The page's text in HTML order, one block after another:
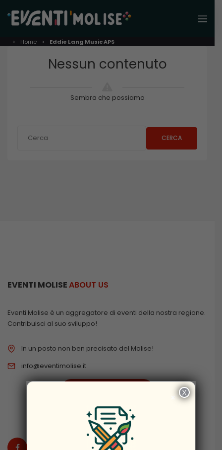
Home Eddie Lang Music APS
Nessun contenuto
Sembra che possiamo
CERCA
EVENTI MOLISEABOUT US
Eventi Molise è un aggregatore di eventi della nostra regione.
Contribuisci al suo sviluppo!
In un posto non ben precisato del Molise!
info@eventimolise.it
DISCLAIMER
× X